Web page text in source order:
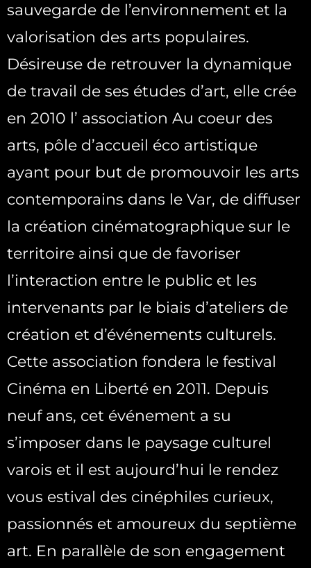
sauvegarde de l’environnement et la
valorisation des arts populaires.
Désireuse de retrouver la dynamique
de travail de ses études d’art, elle crée
en 2010 l’ association Au coeur des
arts, pôle d’accueil éco artistique
ayant pour but de promouvoir les arts
contemporains dans le Var, de diffuser
la création cinématographique sur le
territoire ainsi que de favoriser
l’interaction entre le public et les
intervenants par le biais d’ateliers de
création et d’événements culturels.
Cette association fondera le festival
Cinéma en Liberté en 2011. Depuis
neuf ans, cet événement a su
s’imposer dans le paysage culturel
varois et il est aujourd’hui le rendez
vous estival des cinéphiles curieux,
passionnés et amoureux du septième
art. En parallèle de son engagement